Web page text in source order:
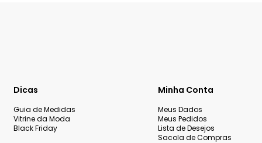
Dicas
Guia de Medidas
Vitrine da Moda
Black Friday
Minha Conta
Meus Dados
Meus Pedidos
Lista de Desejos
Sacola de Compras